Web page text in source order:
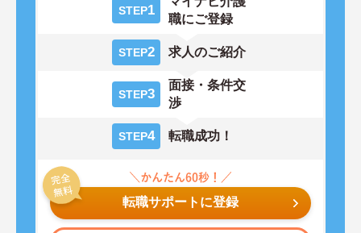
STEP1
職にご登録
STEP2 求人のご紹介
STEP3
面接・条件交
渉
STEP4 転職成功！
転職サポートに登録